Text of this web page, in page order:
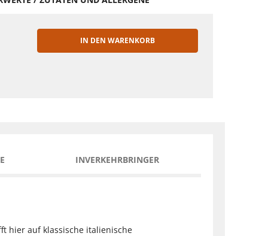
IN DEN WARENKORB
INVERKEHRBRINGER
hier auf klassische italienische